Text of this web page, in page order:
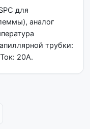
для
аналог
трубки:
20A.